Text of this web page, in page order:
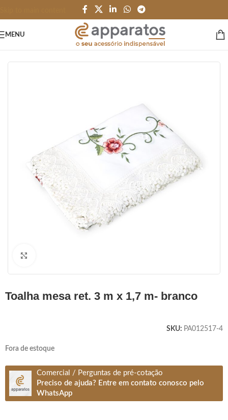
MENU
toalha mesa ret. 3 m x 1,7 m- branco
SKU: PA012517-4
Fora de estoque
Comercial / Perguntas de pré-cotação
Preciso de ajuda? Entre em contato conosco pelo
WhatsApp